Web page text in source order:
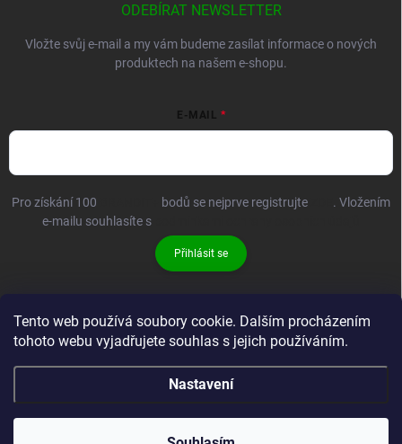
Tento web používá soubory cookie. Dalším procházením
tohoto webu vyjadřujete souhlas s jejich používáním.
Nastavení
ODEBÍRAT NEWSLETTER
Vložte svůj e-mail a my vám budeme zasílat informace o nových
produktech na našem e-shopu.
E-MAIL
Pro získání 100 bodů se nejprve registrujte
. Vložením
e-mailu souhlasíte s
Přihlásit se
Brandit-store.cz . Všechna práva vyhrazena.